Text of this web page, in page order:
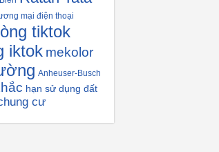
mại điện thoại
tiktok
iktok mekolor
Anheuser-Busch
hạn sử dụng đất
cư